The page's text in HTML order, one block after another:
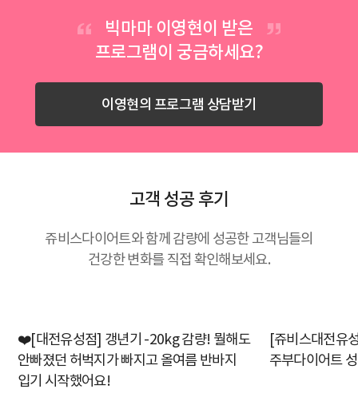
빅마마 이영현이 받은
프로그램이 궁금하세요?
이영현의 프로그램 상담받기
고객 성공 후기
쥬비스다이어트와 함께 감량에 성공한 고객님들의
건강한 변화를 직접 확인해보세요.
❤️[대전유성점] 갱년기 -20kg 감량! 뭘해도
안빠졌던 허벅지가 빠지고 올여름 반바지
입기 시작했어요!
[쥬비스대전유
주부다이어트